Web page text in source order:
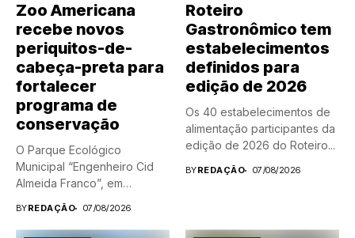
Zoo Americana
recebe novos
periquitos-de-
cabeça-preta para
fortalecer
programa de
conservação
O Parque Ecológico
Municipal “Engenheiro Cid
Almeida Franco”, em
Americana, ganhou dois...
BYREDAÇÃO 07/08/2026
Roteiro
Gastronômico tem
estabelecimentos
definidos para
edição de 2026
Os 40 estabelecimentos de
alimentação participantes da
edição de 2026 do Roteiro...
BYREDAÇÃO 07/08/2026